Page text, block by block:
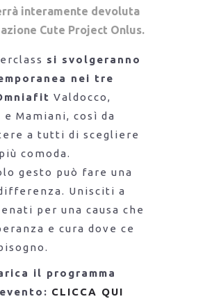
interamente devoluta
Cute Project Onlus.
si svolgeranno
nei tre
Valdocco,
e Mamiani, così da
a tutti di scegliere
comoda.
gesto può fare una
Unisciti a
per una causa che
e cura dove ce
il programma
CLICCA QUI